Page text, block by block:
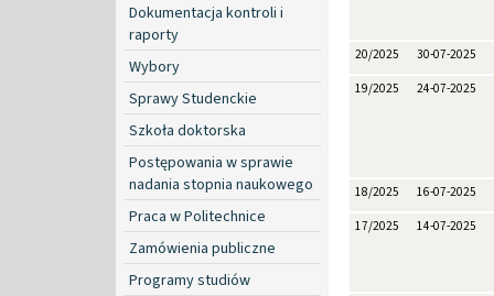
Dokumentacja kontroli i
raporty
Wybory
Sprawy Studenckie
Szkoła doktorska
Postępowania w sprawie
nadania stopnia naukowego
Praca w Politechnice
Zamówienia publiczne
Programy studiów
20/2025 30-07-2025
19/2025 24-07-2025
18/2025 16-07-2025
17/2025 14-07-2025